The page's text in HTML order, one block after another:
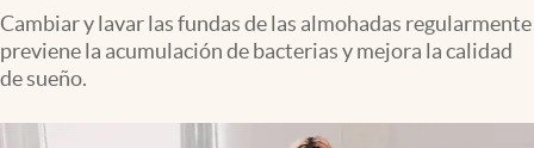
Lifestyle
Cambiar y lavar las fundas de las almohadas regularmente
previene la acumulación de bacterias y mejora la calidad
de sueño.